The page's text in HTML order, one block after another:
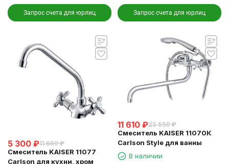
Запрос счета для юрлиц Запрос счета для юрлиц
5 300 ₽11 660 ₽
Смеситель KAISER 11077
Carlson для кухни, хром
11 610 ₽25 550 ₽
Смеситель KAISER 11070К
Carlson Style для ванны
В наличии